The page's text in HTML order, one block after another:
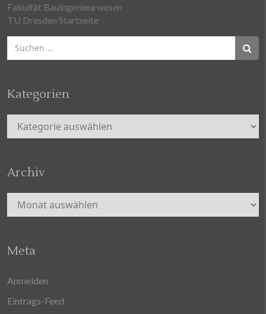
Fakultät Bauingenieurwesen
TU Dresden Startseite
Suchen
nach:
Kategorien
Kategorien
Archiv
Archiv
Meta
Anmelden
Eintrags-Feed